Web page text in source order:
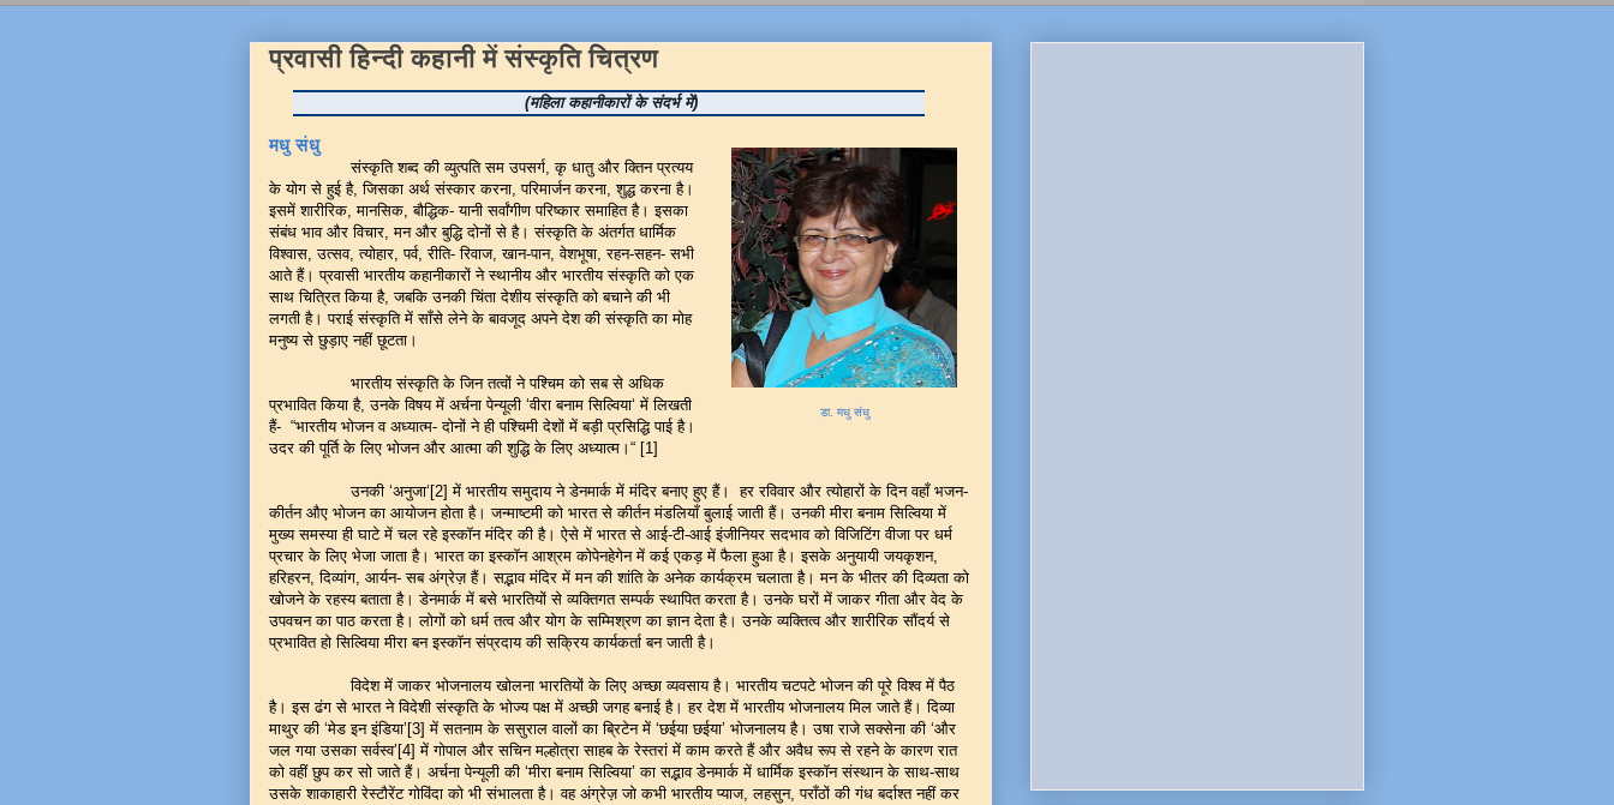
प्रवासी हिन्दी कहानी में संस्कृति चित्रण
(महिला कहानीकारों के संदर्भ में)
डा. मधु संधु
मधु संधु
संस्कृति शब्द की व्युत्पति सम उपसर्ग, कृ धातु और क्तिन प्रत्यय
के योग से हुई है, जिसका अर्थ संस्कार करना, परिमार्जन करना, शुद्ध करना है।
इसमें शारीरिक, मानसिक, बौद्धिक- यानी सर्वांगीण परिष्कार समाहित है। इसका
संबंध भाव और विचार, मन और बुद्धि दोनों से है। संस्कृति के अंतर्गत धार्मिक
विश्वास, उत्सव, त्योहार, पर्व, रीति- रिवाज, खान-पान, वेशभूषा, रहन-सहन- सभी
आते हैं। प्रवासी भारतीय कहानीकारों ने स्थानीय और भारतीय संस्कृति को एक
साथ चित्रित किया है, जबकि उनकी चिंता देशीय संस्कृति को बचाने की भी
लगती है। पराई संस्कृति में साँसे लेने के बावजूद अपने देश की संस्कृति का मोह
मनुष्य से छुड़ाए नहीं छूटता।
भारतीय संस्कृति के जिन तत्वों ने पश्चिम को सब से अधिक
प्रभावित किया है, उनके विषय में अर्चना पेन्यूली ‘वीरा बनाम सिल्विया‘ में लिखती
हैं- “भारतीय भोजन व अध्यात्म- दोनों ने ही पश्चिमी देशों में बड़ी प्रसिद्धि पाई है।
उदर की पूर्ति के लिए भोजन और आत्मा की शुद्धि के लिए अध्यात्म।“ [1]
उनकी ‘अनुजा‘[2] में भारतीय समुदाय ने डेनमार्क में मंदिर बनाए हुए हैं। हर रविवार और त्योहारों के दिन वहाँ भजन-
कीर्तन औए भोजन का आयोजन होता है। जन्माष्टमी को भारत से कीर्तन मंडलियाँ बुलाई जाती हैं। उनकी मीरा बनाम सिल्विया में
मुख्य समस्या ही घाटे में चल रहे इस्कॉन मंदिर की है। ऐसे में भारत से आई-टी-आई इंजीनियर सदभाव को विजिटिंग वीजा पर धर्म
प्रचार के लिए भेजा जाता है। भारत का इस्कॉन आश्रम कोपेनहेगेन में कई एकड़ में फैला हुआ है। इसके अनुयायी जयकृशन,
हरिहरन, दिव्यांग, आर्यन- सब अंग्रेज़ हैं। सद्भाव मंदिर में मन की शांति के अनेक कार्यक्रम चलाता है। मन के भीतर की दिव्यता को
खोजने के रहस्य बताता है। डेनमार्क में बसे भारतियों से व्यक्तिगत सम्पर्क स्थापित करता है। उनके घरों में जाकर गीता और वेद के
उपवचन का पाठ करता है। लोगों को धर्म तत्व और योग के सम्मिश्रण का ज्ञान देता है। उनके व्यक्तित्व और शारीरिक सौंदर्य से
प्रभावित हो सिल्विया मीरा बन इस्कॉन संप्रदाय की सक्रिय कार्यकर्ता बन जाती है।
विदेश में जाकर भोजनालय खोलना भारतियों के लिए अच्छा व्यवसाय है। भारतीय चटपटे भोजन की पूरे विश्व में पैठ
है। इस ढंग से भारत ने विदेशी संस्कृति के भोज्य पक्ष में अच्छी जगह बनाई है। हर देश में भारतीय भोजनालय मिल जाते हैं। दिव्या
माथुर की ‘मेड इन इंडिया’[3] में सतनाम के ससुराल वालों का ब्रिटेन में ‘छईया छईया’ भोजनालय है। उषा राजे सक्सेना की ‘और
जल गया उसका सर्वस्व’[4] में गोपाल और सचिन मल्होत्रा साहब के रेस्तरां में काम करते हैं और अवैध रूप से रहने के कारण रात
को वहीं छुप कर सो जाते हैं। अर्चना पेन्यूली की ‘मीरा बनाम सिल्विया’ का सद्भाव डेनमार्क में धार्मिक इस्कॉन संस्थान के साथ-साथ
उसके शाकाहारी रेस्टौरेंट गोविंदा को भी संभालता है। वह अंग्रेज़ जो कभी भारतीय प्याज, लहसुन, पराँठों की गंध बर्दाश्त नहीं कर